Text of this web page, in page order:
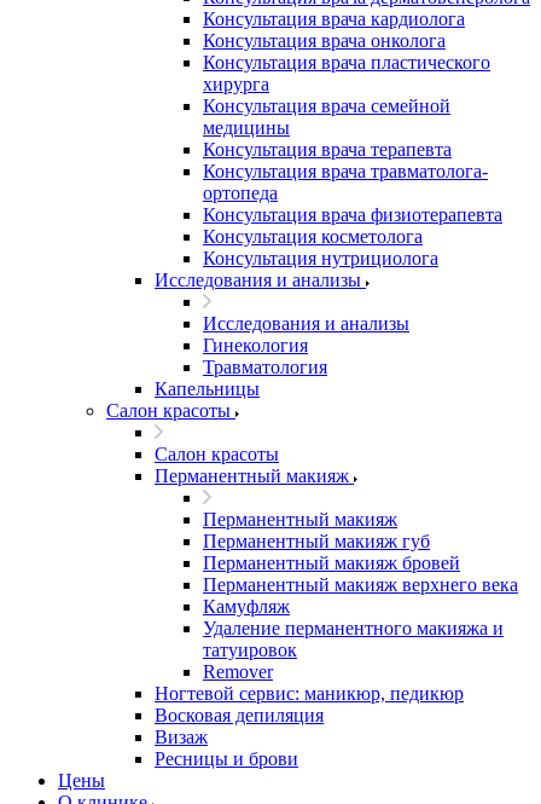
Консультация врача кардиолога
Консультация врача онколога
Консультация врача пластического
хирурга
Консультация врача семейной
медицины
Консультация врача терапевта
Консультация врача травматолога-
ортопеда
Консультация врача физиотерапевта
Консультация косметолога
Консультация нутрициолога
Исследования и анализы
Исследования и анализы
Гинекология
Травматология
Капельницы
Салон красоты
Салон красоты
Перманентный макияж
Перманентный макияж
Перманентный макияж губ
Перманентный макияж бровей
Перманентный макияж верхнего века
Камуфляж
Удаление перманентного макияжа и
татуировок
Remover
Ногтевой сервис: маникюр, педикюр
Восковая депиляция
Визаж
Ресницы и брови
Цены